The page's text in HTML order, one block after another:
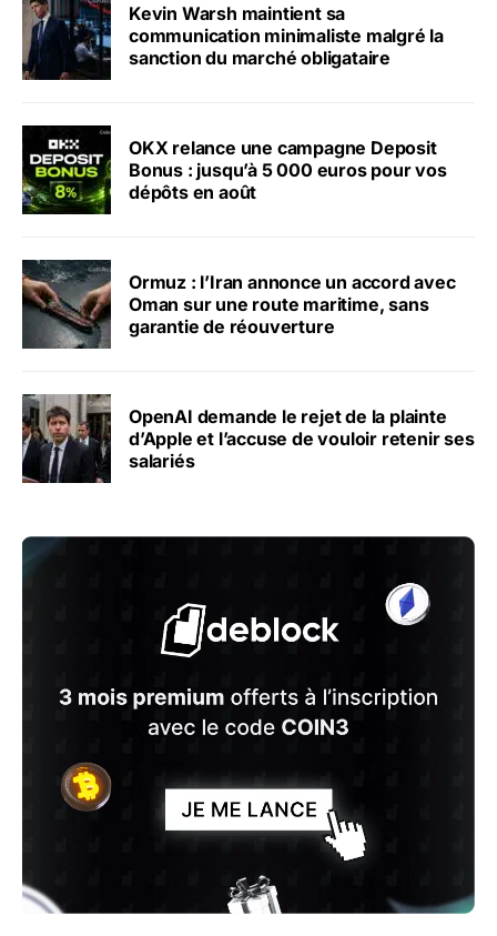
Kevin Warsh maintient sa
communication minimaliste malgré la
sanction du marché obligataire
OKX relance une campagne Deposit
Bonus : jusqu’à 5 000 euros pour vos
dépôts en août
Ormuz : l’Iran annonce un accord avec
Oman sur une route maritime, sans
garantie de réouverture
OpenAI demande le rejet de la plainte
d’Apple et l’accuse de vouloir retenir ses
salariés